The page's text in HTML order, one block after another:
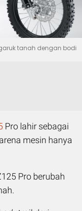
tanah dengan bodi
Pro lahir sebagai
mesin hanya
Pro berubah